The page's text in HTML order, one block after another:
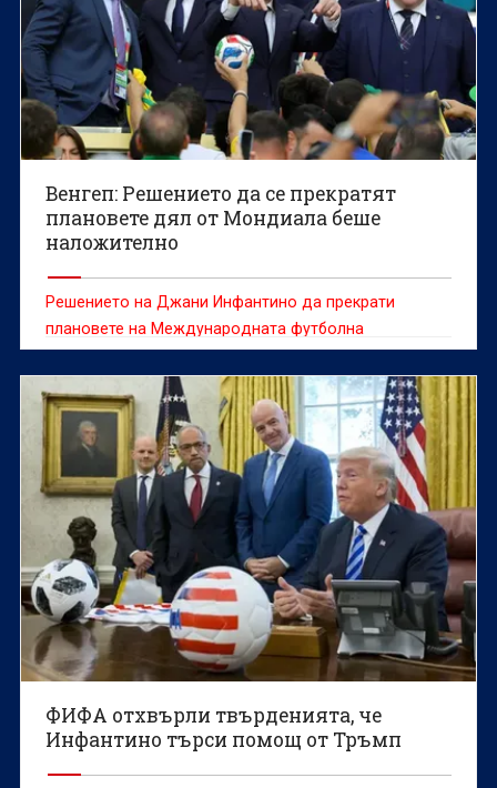
Венгеп: Решението да се прекратят
плановете дял от Мондиала беше
наложително
Решението на Джани Инфантино да прекрати
плановете на Международната футболна
асоциация (ФИФА) за продажба на маркетингови
дялове на световни първенства "бе напълно
наложително и отвъд въпрос", категоричен е
легендарният треньор Арсен Венгер.
ФИФА отхвърли твърденията, че
Инфантино търси помощ от Тръмп